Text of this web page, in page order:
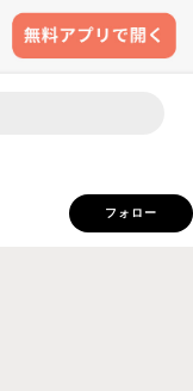
フォロー